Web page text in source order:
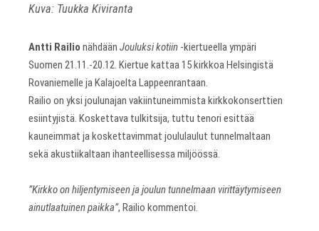
Kuva: Tuukka Kiviranta
Antti Railio nähdään Jouluksi kotiin -kiertueella ympäri
Suomen 21.11.-20.12. Kiertue kattaa 15 kirkkoa Helsingistä
Rovaniemelle ja Kalajoelta Lappeenrantaan.
Railio on yksi joulunajan vakiintuneimmista kirkkokonserttien
esiintyjistä. Koskettava tulkitsija, tuttu tenori esittää
kauneimmat ja koskettavimmat joululaulut tunnelmaltaan
sekä akustiikaltaan ihanteellisessa miljöössä.
”Kirkko on hiljentymiseen ja joulun tunnelmaan virittäytymiseen
ainutlaatuinen paikka”, Railio kommentoi.